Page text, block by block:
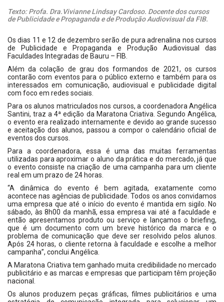
Texto: Profa. Dra.Vivianne Lindsay Cardoso. Docente dos cursos
de Publicidade e Propaganda e de Produção Audiovisual da FIB.
Os dias 11 e 12 de dezembro serão de pura adrenalina nos cursos
de Publicidade e Propaganda e Produção Audiovisual das
Faculdades Integradas de Bauru – FIB.
Além da colação de grau dos formandos de 2021, os cursos
contarão com eventos para o público externo e também para os
interessados em comunicação, audiovisual e publicidade digital
com foco em redes sociais.
Para os alunos matriculados nos cursos, a coordenadora Angélica
Santini, traz a 4ª edição da Maratona Criativa. Segundo Angélica,
o evento era realizado internamente e devido ao grande sucesso
e aceitação dos alunos, passou a compor o calendário oficial de
eventos dos cursos.
Para a coordenadora, essa é uma das muitas ferramentas
utilizadas para aproximar o aluno da prática e do mercado, já que
o evento consiste na criação de uma campanha para um cliente
real em um prazo de 24 horas.
“A dinâmica do evento é bem agitada, exatamente como
acontece nas agências de publicidade. Todos os anos convidamos
uma empresa que até o início do evento é mantida em sigilo. No
sábado, às 8h00 da manhã, essa empresa vai até a faculdade e
então apresentamos produto ou serviço e lançamos o briefing,
que é um documento com um breve histórico da marca e o
problema de comunicação que deve ser resolvido pelos alunos.
Após 24 horas, o cliente retorna à faculdade e escolhe a melhor
campanha”, conclui Angélica.
A Maratona Criativa tem ganhado muita credibilidade no mercado
publicitário e as marcas e empresas que participam têm projeção
nacional.
Os alunos produzem peças gráficas, filmes publicitários e uma